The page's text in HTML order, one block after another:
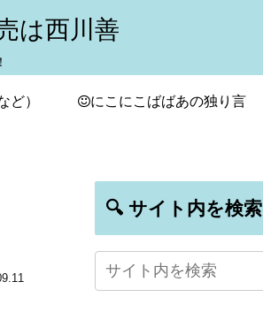
は西川善
ど） にこにこばばあの独り言
🔍 サイト内を検索